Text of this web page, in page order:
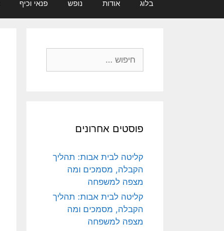
בלוג אודות נופש פנאי וכיף
פוסטים אחרונים
קליטה לבית אבות: תהליך
הקבלה, מסמכים ומה
מצפה למשפחה
קליטה לבית אבות: תהליך
הקבלה, מסמכים ומה
מצפה למשפחה